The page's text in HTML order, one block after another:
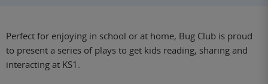
Perfect for enjoying in school or at home, Bug Club is proud
to present a series of plays to get kids reading, sharing and
interacting at KS1.